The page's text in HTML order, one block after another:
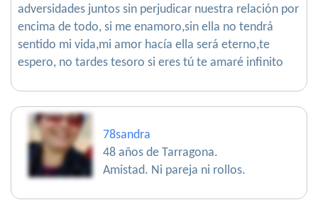
adversidades juntos sin perjudicar nuestra relación por
encima de todo, si me enamoro,sin ella no tendrá
sentido mi vida,mi amor hacía ella será eterno,te
espero, no tardes tesoro si eres tú te amaré infinito
78sandra
48 años de Tarragona.
Amistad. Ni pareja ni rollos.